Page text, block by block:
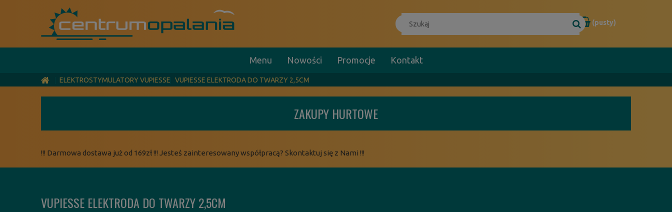
(pusty)
Menu Nowości Promocje Kontakt
ELEKTROSTYMULATORY VUPIESSE VUPIESSE ELEKTRODA DO TWARZY 2,5CM
ZAKUPY HURTOWE
!!! Darmowa dostawa już od 169zł !!! Jesteś zainteresowany współpracą? Skontaktuj się z Nami !!!
VUPIESSE ELEKTRODA DO TWARZY 2,5CM